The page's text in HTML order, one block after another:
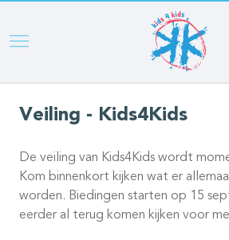
Skip
content
Veiling - Kids4Kids
De veiling van Kids4Kids wordt
Kom binnenkort kijken wat er
worden. Biedingen starten op 15
eerder al terug komen kijken voor